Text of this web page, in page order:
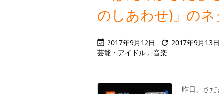
のしあわせ)」の
 2017年9月12日  2017年9月13日
芸能・アイドル , 音楽
昨日、さだ